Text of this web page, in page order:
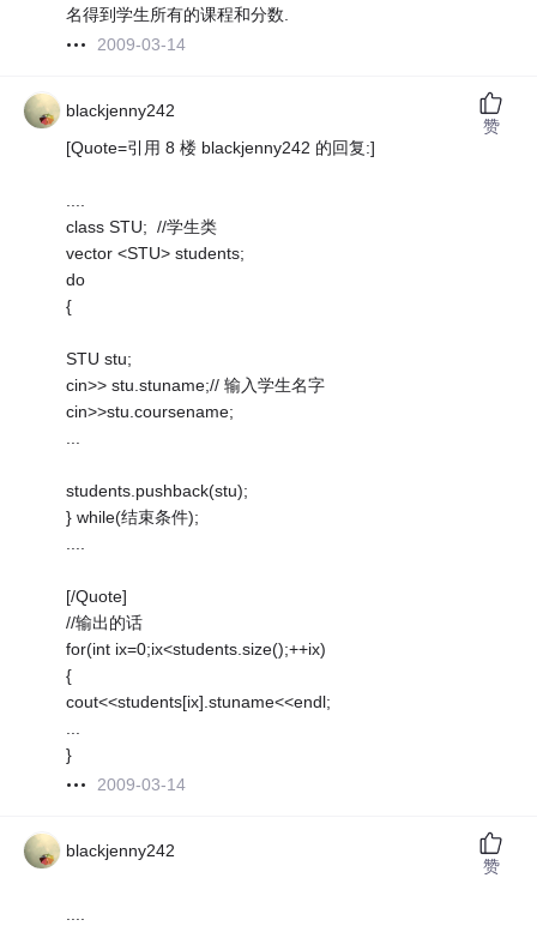
名得到学生所有的课程和分数.
2009-03-14
blackjenny242
[Quote=引用 8 楼 blackjenny242 的回复:]
....
class STU; //学生类
vector <STU> students;
do
{
STU stu;
cin>> stu.stuname;// 输入学生名字
cin>>stu.coursename;
...
students.pushback(stu);
} while(结束条件);
....
[/Quote]
//输出的话
for(int ix=0;ix<students.size();++ix)
{
cout<<students[ix].stuname<<endl;
...
}
2009-03-14
赞
blackjenny242
....
赞